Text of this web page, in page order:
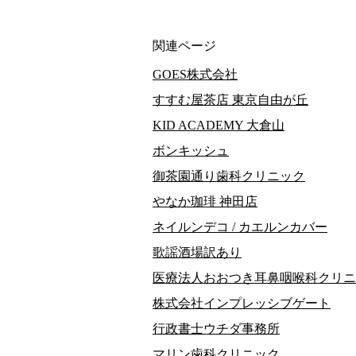
関連ページ
GOES株式会社
すすむ屋茶店 東京自由が丘
KID ACADEMY 大倉山
ボンキッシュ
御茶園通り歯科クリニック
やなか珈琲 神田店
ネイルンデコ / カエルンカバー
歌謡酒場訳あり
医療法人おおつき耳鼻咽喉科クリ
株式会社インプレッシブゲート
行政書士ウチダ事務所